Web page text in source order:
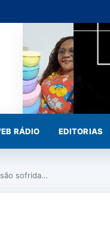
RÁDIO EDITORIAS
sofrida…